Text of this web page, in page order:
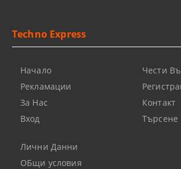
Techno Express
Начало
Рекламации
За Нас
Вход
Чести
Контакт
Търсене
Лични Данни
ОБщи условия